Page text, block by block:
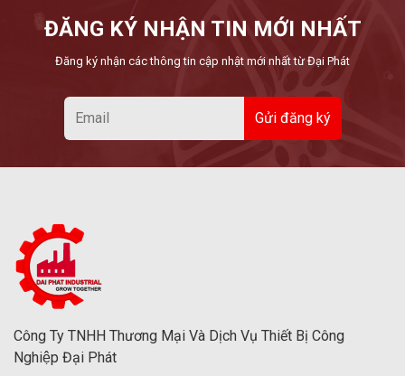
ĐĂNG KÝ NHẬN TIN MỚI NHẤT
Đăng ký nhận các thông tin cập nhật mới nhất từ Đại Phát
Công Ty TNHH Thương Mại Và Dịch Vụ Thiết Bị Công
Nghiệp Đại Phát